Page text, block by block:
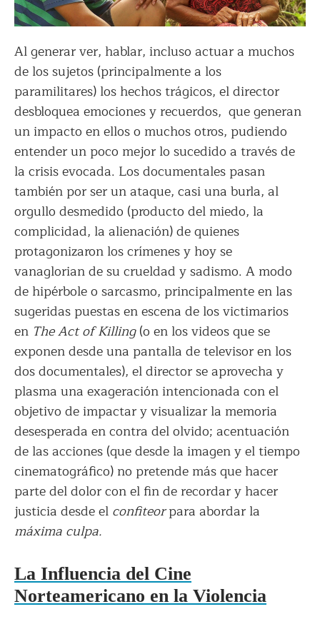
Al generar ver, hablar, incluso actuar a muchos
de los sujetos (principalmente a los
paramilitares) los hechos trágicos, el director
desbloquea emociones y recuerdos, que generan
un impacto en ellos o muchos otros, pudiendo
entender un poco mejor lo sucedido a través de
la crisis evocada. Los documentales pasan
también por ser un ataque, casi una burla, al
orgullo desmedido (producto del miedo, la
complicidad, la alienación) de quienes
protagonizaron los crímenes y hoy se
vanaglorian de su crueldad y sadismo. A modo
de hipérbole o sarcasmo, principalmente en las
sugeridas puestas en escena de los victimarios
en The Act of Killing(o en los videos que se
exponen desde una pantalla de televisor en los
dos documentales), el director se aprovecha y
plasma una exageración intencionada con el
objetivo de impactar y visualizar la memoria
desesperada en contra del olvido; acentuación
de las acciones (que desde la imagen y el tiempo
cinematográfico) no pretende más que hacer
parte del dolor con el fin de recordar y hacer
justicia desde el confiteorpara abordar la
máxima culpa.
La Influencia del Cine
Norteamericano en la Violencia